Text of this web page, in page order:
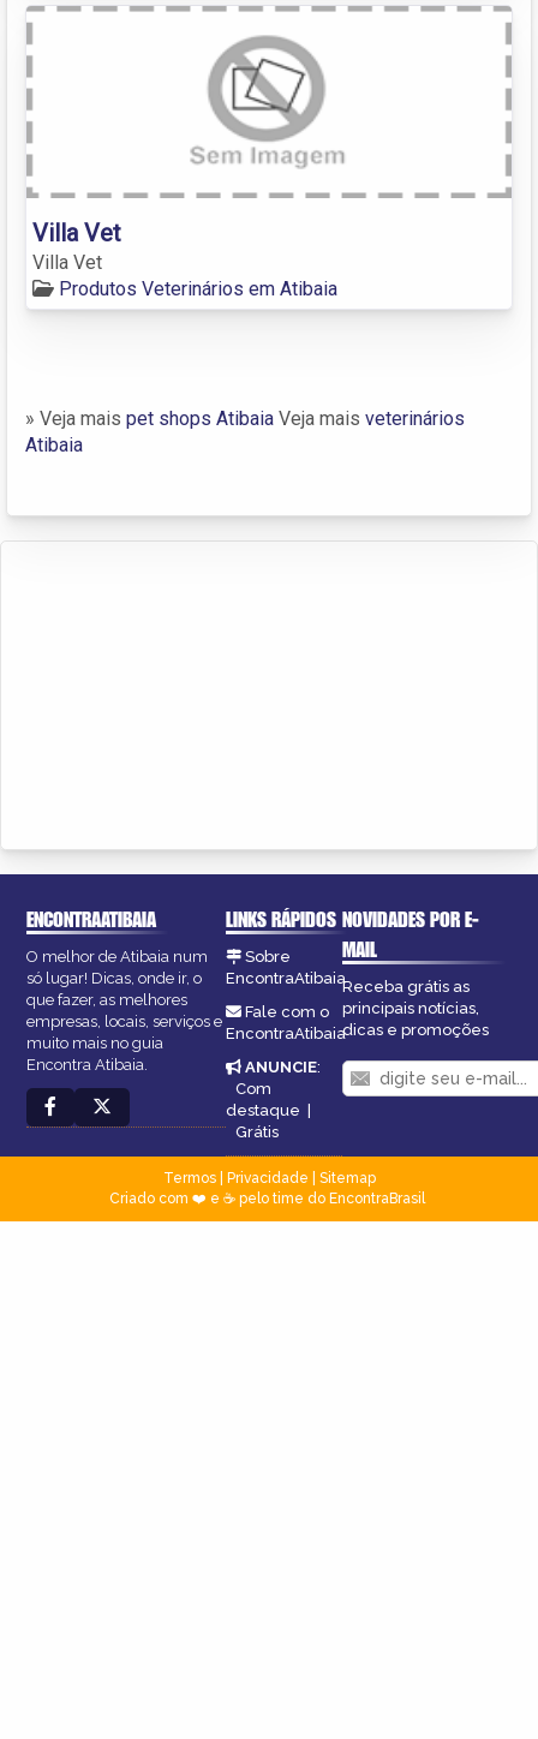
Villa Vet
Villa Vet
Produtos Veterinários em Atibaia
» Veja mais pet shops Atibaia Veja mais veterinários
Atibaia
ENCONTRAATIBAIA
O melhor de Atibaia num
só lugar! Dicas, onde ir, o
que fazer, as melhores
empresas, locais, serviços e
muito mais no guia
Encontra Atibaia.
LINKS RÁPIDOS
Sobre
EncontraAtibaia
Fale com o
EncontraAtibaia
ANUNCIE:
Com
destaque |
Grátis
NOVIDADES POR E-
MAIL
Receba grátis as
principais notícias,
dicas e promoções
Termos| Privacidade
Sitemap
Criado com ❤️ e ☕ pelo time do EncontraBrasil